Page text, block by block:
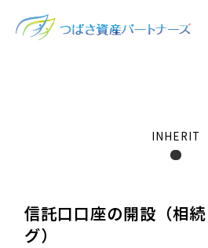
信託口口座の開設（相
グ）
INHERIT